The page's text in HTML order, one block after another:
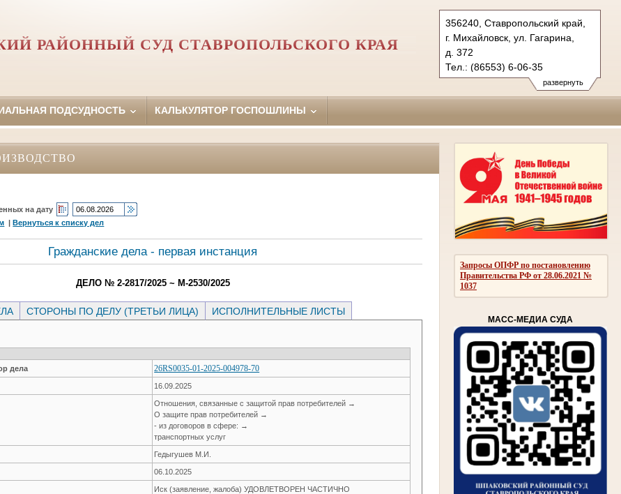
развернуть
356240, Ставропольский край,
г. Михайловск, ул. Гагарина,
д. 372
Тел.: (86553) 6-06-35
shpakovsky.stv@sudrf.ru
РАЙОННЫЙ СУД СТАВРОПОЛЬСКОГО КРАЯ
ПОДСУДНОСТЬ КАЛЬКУЛЯТОР ГОСПОШЛИНЫ
Запросы ОПФР по постановлению
Правительства РФ от 28.06.2021 №
1037
МАСС-МЕДИА СУДА
на дату
|Вернуться к списку дел
Гражданские дела - первая инстанция
ДЕЛО № 2-2817/2025 ~ М-2530/2025
СТОРОНЫ ПО ДЕЛУ (ТРЕТЬИ ЛИЦА) ИСПОЛНИТЕЛЬНЫЕ ЛИСТЫ
дела
26RS0035-01-2025-004978-70
16.09.2025
Отношения, связанные с защитой прав потребителей →
О защите прав потребителей →
- из договоров в сфере: →
транспортных услуг
Гедыгушев М.И.
06.10.2025
Иск (заявление, жалоба) УДОВЛЕТВОРЕН ЧАСТИЧНО